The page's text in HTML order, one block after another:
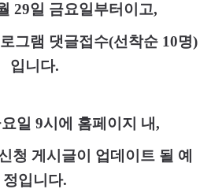
29일 금요일부터이고,
그램 댓글접수(선착순 10명)
입니다.
일 9시에 홈페이지 내,
청 게시글이 업데이트 될 예
정입니다.